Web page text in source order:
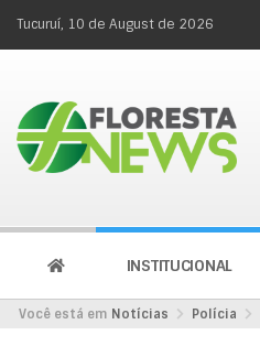
Tucuruí, 10 de August de 2026
INSTITUCIONAL
Você está em Notícias Polícia